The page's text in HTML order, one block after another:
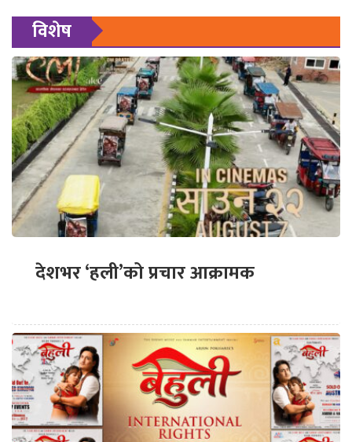
विशेष
देशभर ‘हली’को प्रचार आक्रामक